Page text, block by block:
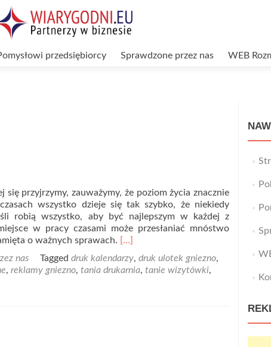
przedsiębiorcy Sprawdzone przez nas WEB
się przyjrzymy, zauważymy, że poziom życia znacznie
wszystko dzieje się tak szybko, że niekiedy
robią wszystko, aby być najlepszym w każdej z
w pracy czasami może przesłaniać mnóstwo
o ważnych sprawach. Read
about
Tanie
[…]
nas Tagged druk kalendarzy, druk ulotek gniezno,
, reklamy gniezno, tania drukarnia, tanie wizytówki,